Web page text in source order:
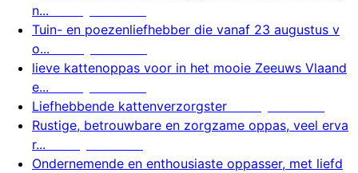
n...
Tuin- en poezenliefhebber die vanaf 23 augustus v
o...
lieve kattenoppas voor in het mooie Zeeuws Vlaand
e...
Liefhebbende kattenverzorgster
Rustige, betrouwbare en zorgzame oppas, veel erva
r...
Ondernemende en enthousiaste oppasser, met liefd